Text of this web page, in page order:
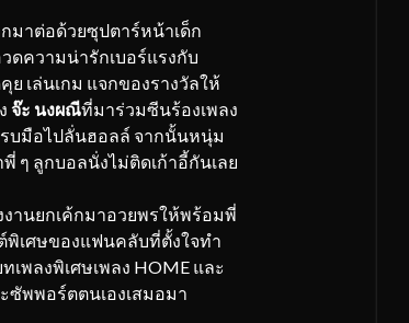
มาต่อด้วยซุปตาร์หน้าเด็ก
ความน่ารักเบอร์แรงกับ
เล่นเกม แจกของรางวัลให้
จ๊ะ นงผณีที่มาร่วมซีนร้องเพลง
บมือไปลั่นฮอลล์ จากนั้นหนุ่ม
ๆ ลูกบอลนั่งไม่ติดเก้าอี้กันเลย
านยกเค้กมาอวยพรให้พร้อมพี่
พิเศษของแฟนคลับที่ตั้งใจทำ
ลงพิเศษเพลง HOME และ
ซัพพอร์ตตนเองเสมอมา